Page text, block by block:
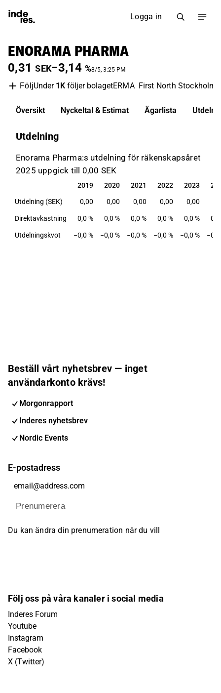
Logga in
ENORAMA PHARMA
0,31 SEK−3,14 %8/5, 3:25 PM
FöljUnder 1K följer bolagetERMA First North Stockholm
Översikt Nyckeltal & Estimat Ägarlista
Utdelning
Enorama Pharma:s utdelning för räkenskapsåret
2025 uppgick till 0,00 SEK
2019 2020 2021 2022 2023
2019 2020 2021 2022 2023
Utdelning (SEK) 0,00 0,00 0,00 0,00 0,00
Direktavkastning 0,0 % 0,0 % 0,0 % 0,0 % 0,0 % 0,0
Utdelningskvot −0,0 % −0,0 % −0,0 % −0,0 % −0,0 % −0,0
Beställ vårt nyhetsbrev — inget
användarkonto krävs!
Morgonrapport
Inderes nyhetsbrev
Nordic Events
E-postadress
Prenumerera
Du kan ändra din prenumeration när du vill
Följ oss på våra kanaler i social media
Inderes Forum
Youtube
Instagram
Facebook
X (Twitter)